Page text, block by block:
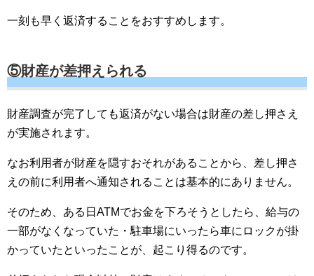
一刻も早く返済することをおすすめします。
⑤財産が差押えられる
財産調査が完了しても返済がない場合は財産の差し押さえ
が実施されます。
なお利用者が財産を隠すおそれがあることから、差し押さ
えの前に利用者へ通知されることは基本的にありません。
そのため、ある日ATMでお金を下ろそうとしたら、給与の
一部がなくなっていた・駐車場にいったら車にロックが掛
かっていたといったことが、起こり得るのです。